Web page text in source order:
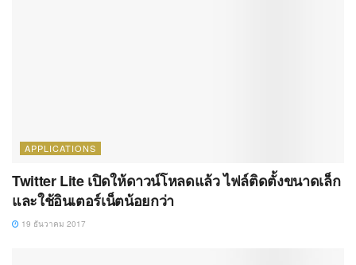
APPLICATIONS
Twitter Lite เปิดให้ดาวน์โหลดแล้ว ไฟล์ติดตั้งขนาดเล็ก
และใช้อินเตอร์เน็ตน้อยกว่า
19 ธันวาคม 2017